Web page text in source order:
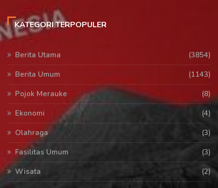
KATEGORI TERPOPULER
Berita Utama
(3854)
Berita Umum
(1143)
Pojok Merauke
(8)
Ekonomi
(4)
Olahraga
(3)
Fasilitas Umum
(3)
Wisata
(2)